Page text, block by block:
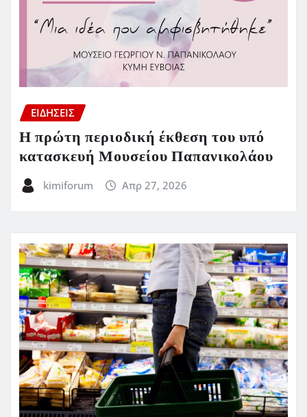
ΕΙΔΗΣΕΙΣ
Η πρώτη περιοδική έκθεση του υπό
κατασκευή Μουσείου Παπανικολάου
kimiforum Απρ 27, 2026